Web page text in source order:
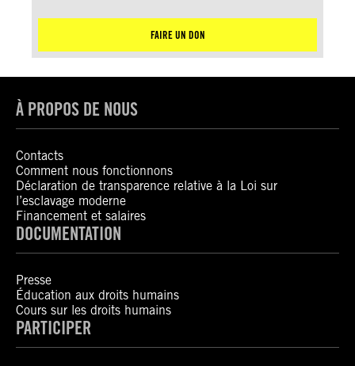
FAIRE UN DON
À PROPOS DE NOUS
Contacts
Comment nous fonctionnons
Déclaration de transparence relative à la Loi sur
l’esclavage moderne
Financement et salaires
DOCUMENTATION
Presse
Éducation aux droits humains
Cours sur les droits humains
PARTICIPER